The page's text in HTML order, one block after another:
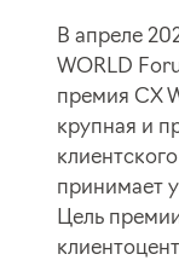
В апреле
WORLD
премия CX
крупная и
принимает
Цель